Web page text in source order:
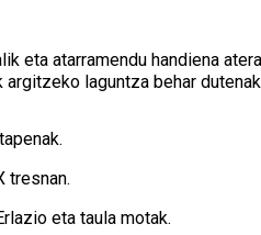
eta atarramendu handiena
laguntza behar
tresnan.
eta taula motak.